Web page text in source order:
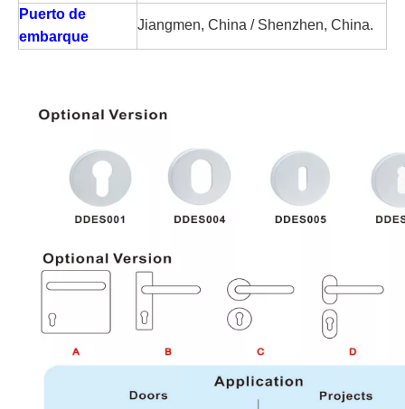
Puerto de
embarque
Jiangmen, China / Shenzhen, China.